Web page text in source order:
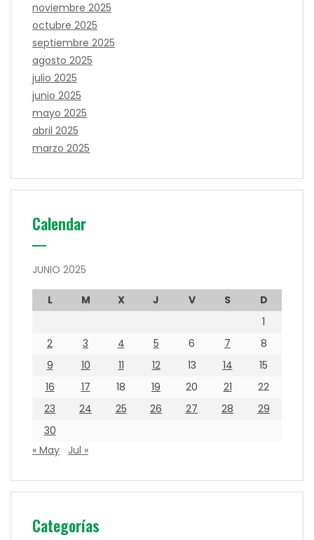
noviembre 2025
octubre 2025
septiembre 2025
agosto 2025
julio 2025
junio 2025
mayo 2025
abril 2025
marzo 2025
Calendar
JUNIO 2025
L M X J V S
D
1
2
3 4 5 6 7
8
9
10 11 12 13 14
15
16
17 18 19 20 21
22
23
24 25 26 27 28
29
30
« May
Jul »
Categorías